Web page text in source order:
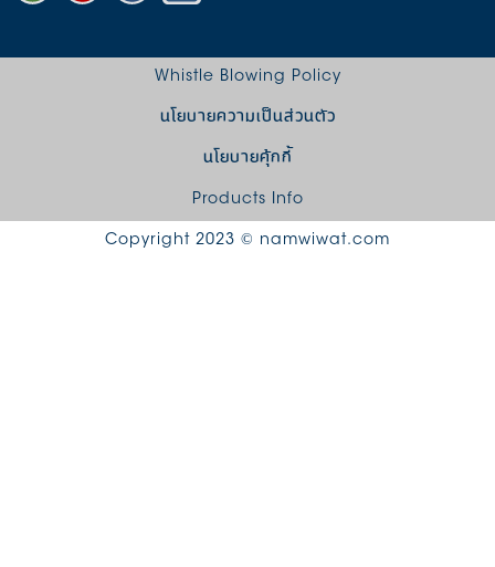
Whistle Blowing Policy
นโยบายความเป็นส่วนตัว
นโยบายคุ้กกี้
Products Info
Copyright 2023 © namwiwat.com